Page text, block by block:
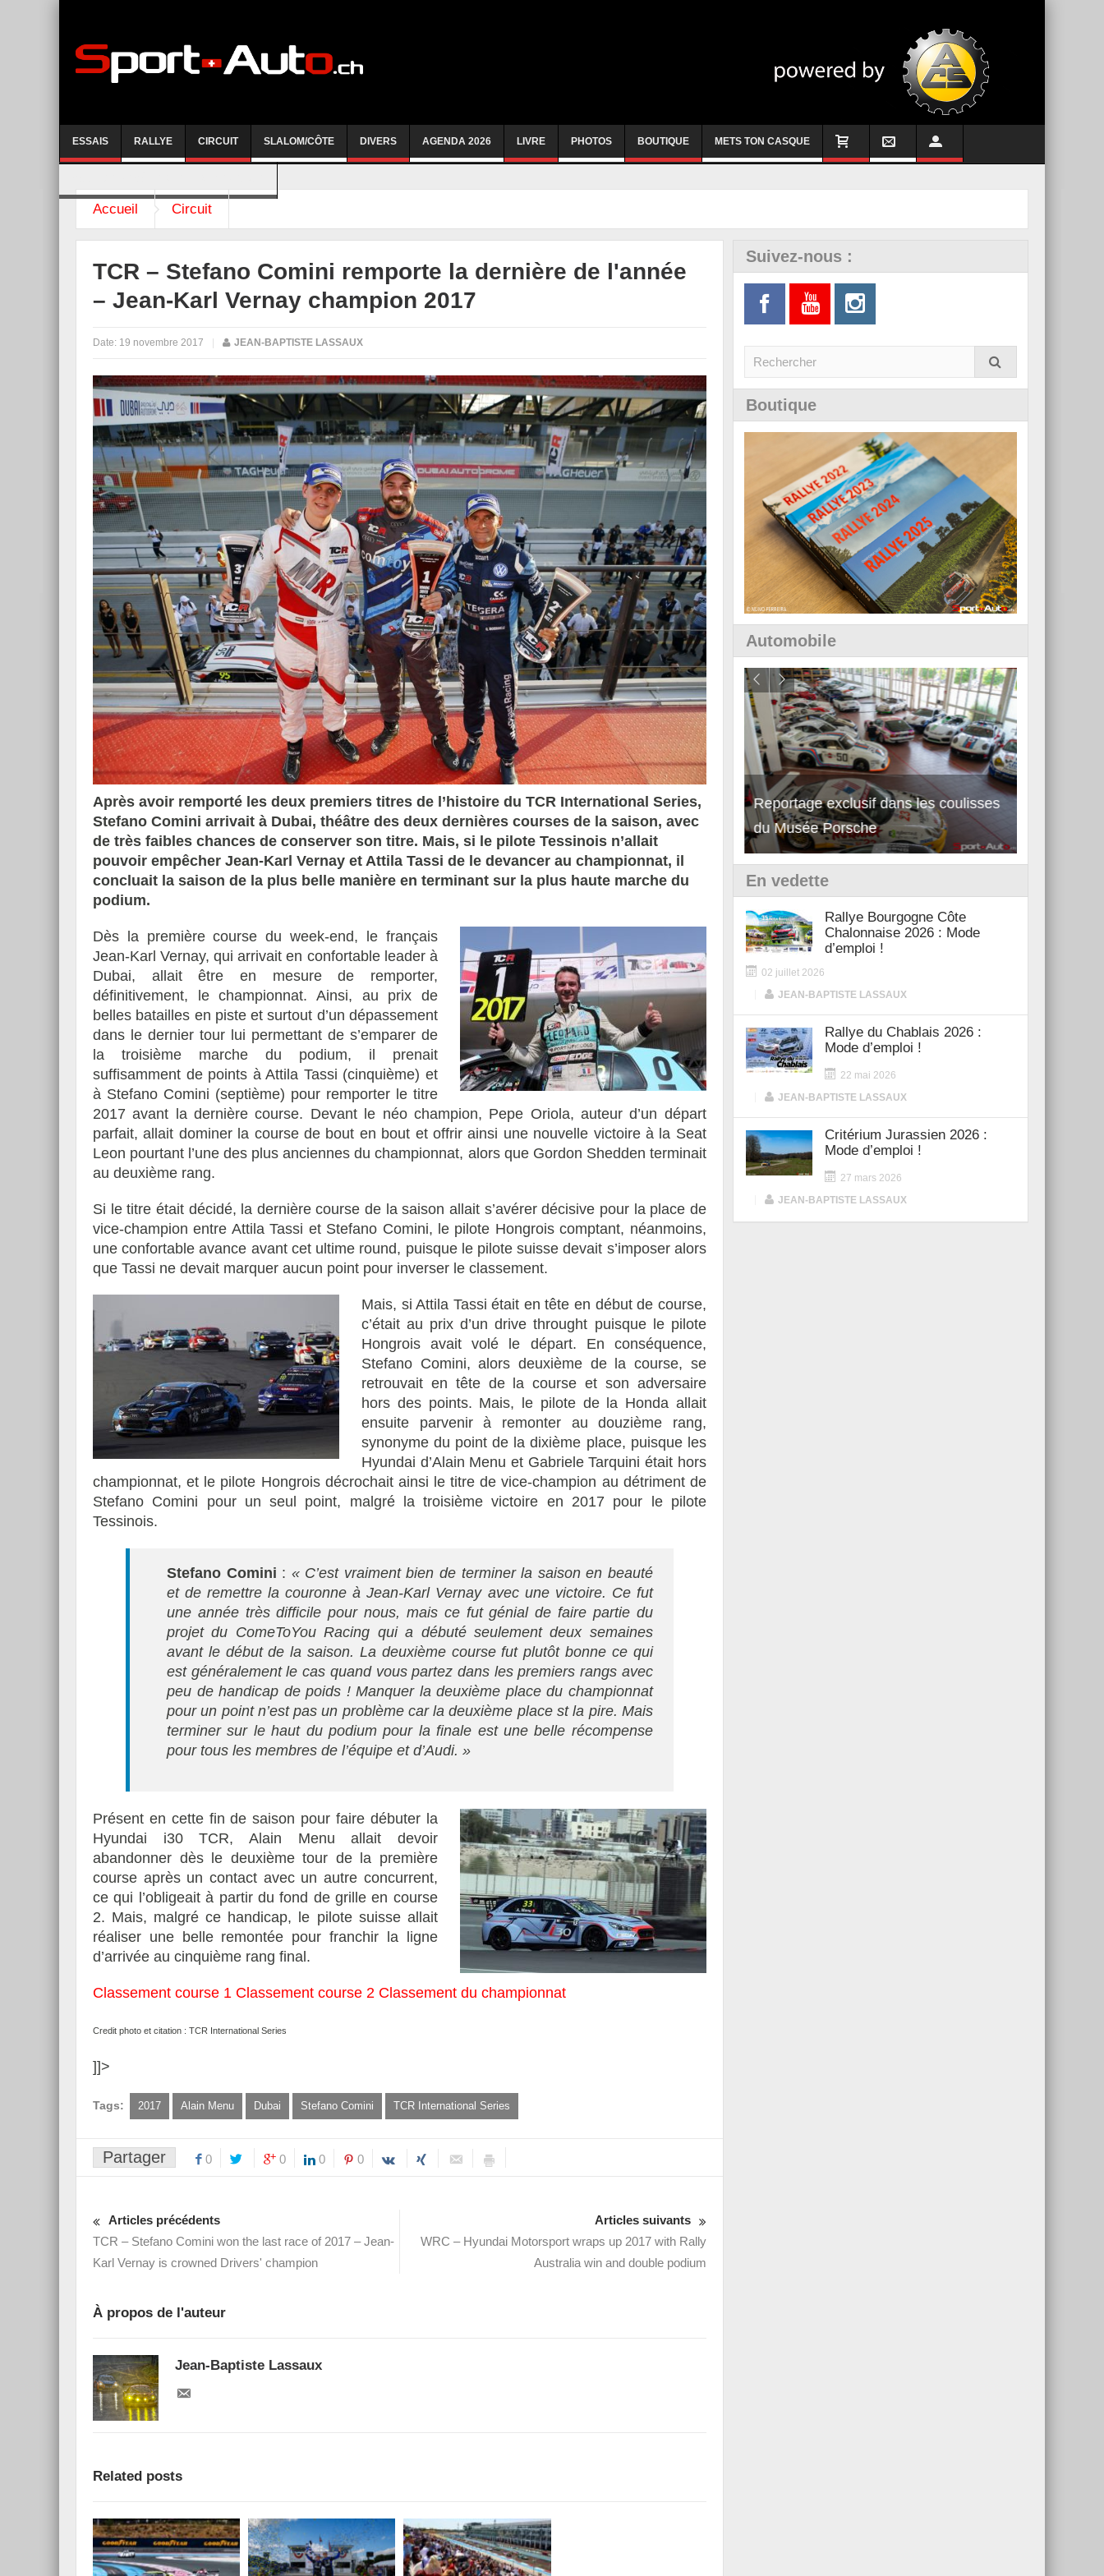
ESSAIS RALLYE CIRCUIT SLALOM/CÔTE DIVERS AGENDA 2026 LIVRE PHOTOS BOUTIQUE METS TON CASQUE
Accueil Circuit
TCR – Stefano Comini remporte la dernière de l'année
– Jean-Karl Vernay champion 2017
Date: 19 novembre 2017 JEAN-BAPTISTE LASSAUX
Après avoir remporté les deux premiers titres de l’histoire du TCR International Series,
Stefano Comini arrivait à Dubai, théâtre des deux dernières courses de la saison, avec
de très faibles chances de conserver son titre. Mais, si le pilote Tessinois n’allait
pouvoir empêcher Jean-Karl Vernay et Attila Tassi de le devancer au championnat, il
concluait la saison de la plus belle manière en terminant sur la plus haute marche du
podium.
Dès la première course du week-end, le français
Jean-Karl Vernay, qui arrivait en confortable leader à
Dubai, allait être en mesure de remporter,
définitivement, le championnat. Ainsi, au prix de
belles batailles en piste et surtout d’un dépassement
dans le dernier tour lui permettant de s’emparer de
la troisième marche du podium, il prenait
suffisamment de points à Attila Tassi (cinquième) et
à Stefano Comini (septième) pour remporter le titre
2017 avant la dernière course. Devant le néo champion, Pepe Oriola, auteur d’un départ
parfait, allait dominer la course de bout en bout et offrir ainsi une nouvelle victoire à la Seat
Leon pourtant l’une des plus anciennes du championnat, alors que Gordon Shedden terminait
au deuxième rang.
Si le titre était décidé, la dernière course de la saison allait s’avérer décisive pour la place de
vice-champion entre Attila Tassi et Stefano Comini, le pilote Hongrois comptant, néanmoins,
une confortable avance avant cet ultime round, puisque le pilote suisse devait s’imposer alors
que Tassi ne devait marquer aucun point pour inverser le classement.
Mais, si Attila Tassi était en tête en début de course,
c’était au prix d’un drive throught puisque le pilote
Hongrois avait volé le départ. En conséquence,
Stefano Comini, alors deuxième de la course, se
retrouvait en tête de la course et son adversaire
hors des points. Mais, le pilote de la Honda allait
ensuite parvenir à remonter au douzième rang,
synonyme du point de la dixième place, puisque les
Hyundai d’Alain Menu et Gabriele Tarquini était hors
championnat, et le pilote Hongrois décrochait ainsi le titre de vice-champion au détriment de
Stefano Comini pour un seul point, malgré la troisième victoire en 2017 pour le pilote
Tessinois.
Stefano Comini : « C’est vraiment bien de terminer la saison en beauté
et de remettre la couronne à Jean-Karl Vernay avec une victoire. Ce fut
une année très difficile pour nous, mais ce fut génial de faire partie du
projet du ComeToYou Racing qui a débuté seulement deux semaines
avant le début de la saison. La deuxième coursefut plutôt bonne ce qui
est généralement le cas quand vous partez dans les premiers rangs avec
peu de handicap de poids ! Manquer la deuxième place du championnat
pour un point n’est pas un problème car la deuxième place st la pire. Mais
terminer sur le haut du podium pour la finale est une belle récompense
pour tous les membres de l’équipe et d’Audi. »
Présent en cette fin de saison pour faire débuter la
Hyundai i30 TCR, Alain Menu allait devoir
abandonner dès le deuxième tour de la première
course après un contact avec un autre concurrent,
ce qui l’obligeait à partir du fond de grille en course
2. Mais, malgré ce handicap, le pilote suisse allait
réaliser une belle remontée pour franchir la ligne
d’arrivée au cinquième rang final.
Classement course 1 Classement course 2 Classement du championnat
Credit photo et citation : TCR International Series
]]>
Tags: 2017 Alain Menu Dubai Stefano Comini TCR International Series
Partager 0 0 0 0
Articles précédents
TCR – Stefano Comini won the last race of 2017 – Jean-
Karl Vernay is crowned Drivers' champion
Articles suivants
WRC – Hyundai Motorsport wraps up 2017 with Rally
Australia win and double podium
À propos de l'auteur
Jean-Baptiste Lassaux
Related posts
Suivez-nous :
Boutique
Automobile
Essai – Morgan Supersport
Reportage exclusif dans les coulisses
du Musée Porsche
En vedette
Rallye Bourgogne Côte
Chalonnaise 2026 : Mode
d’emploi !
02 juillet 2026
JEAN-BAPTISTE LASSAUX
Rallye du Chablais 2026 :
Mode d’emploi !
22 mai 2026
JEAN-BAPTISTE LASSAUX
Critérium Jurassien 2026 :
Mode d’emploi !
27 mars 2026
JEAN-BAPTISTE LASSAUX